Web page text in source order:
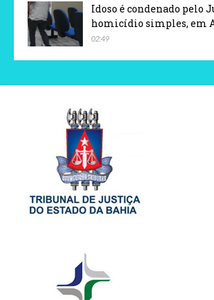
Idoso é condenado pelo
homicídio simples, em
02:49